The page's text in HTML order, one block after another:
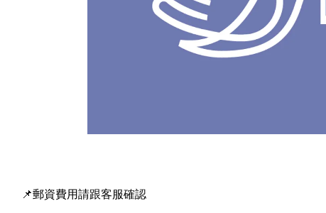
📌郵資費用請跟客服確認